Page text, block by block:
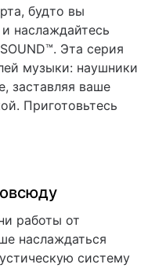
будто вы
наслаждайтесь
Эта серия
музыки: наушники
заставляя ваше
Приготовьтесь
работы от
наслаждаться
систему